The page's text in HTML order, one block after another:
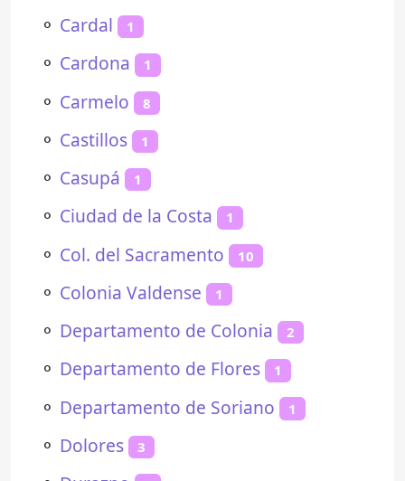
⚬ Cardal 1
⚬ Cardona 1
⚬ Carmelo 8
⚬ Castillos 1
⚬ Casupá 1
⚬ Ciudad de la Costa 1
⚬ Col. del Sacramento 10
⚬ Colonia Valdense 1
⚬ Departamento de Colonia 2
⚬ Departamento de Flores 1
⚬ Departamento de Soriano 1
⚬ Dolores 3